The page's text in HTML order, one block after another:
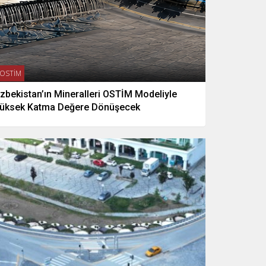
OSTİM
Mineralleri OSTİM Modeliyle
Katma Değere Dönüşecek